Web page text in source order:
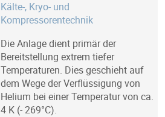
Kälte-, Kryo- und
Kompressorentechnik
Die Anlage dient primär der
Bereitstellung extrem tiefer
Temperaturen. Dies geschieht auf
dem Wege der Verflüssigung von
Helium bei einer Temperatur von ca.
4 K (- 269°C).